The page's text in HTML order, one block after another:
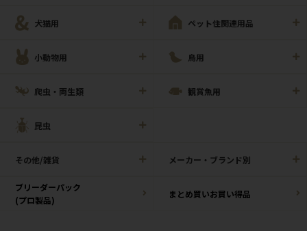
犬猫用 ペット住関連用品
小動物用 鳥用
爬虫・両生類 観賞魚用
昆虫
その他/雑貨 メーカー・ブランド別
ブリーダーパック
(プロ製品)
まとめ買いお買い得品